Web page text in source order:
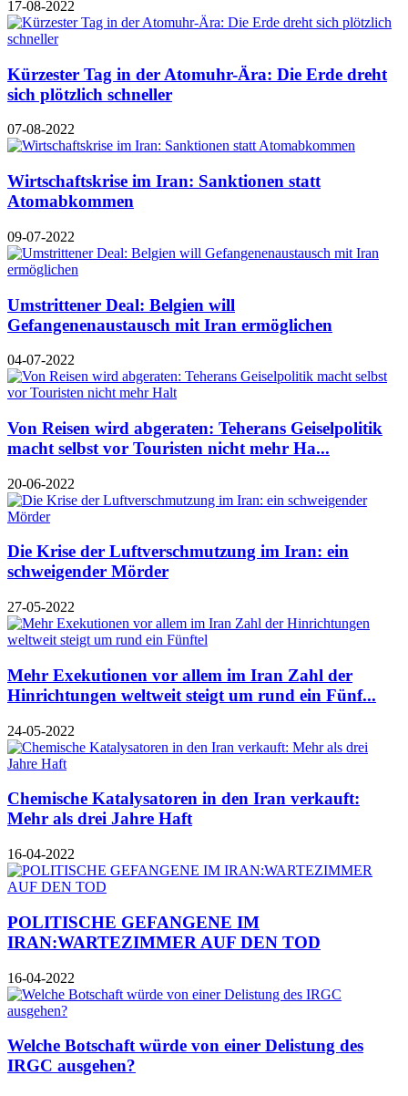
17-08-2022
Kürzester Tag in der Atomuhr-Ära: Die Erde dreht
sich plötzlich schneller
07-08-2022
Wirtschaftskrise im Iran: Sanktionen statt
Atomabkommen
09-07-2022
Umstrittener Deal: Belgien will
Gefangenenaustausch mit Iran ermöglichen
04-07-2022
Von Reisen wird abgeraten: Teherans Geiselpolitik
macht selbst vor Touristen nicht mehr Ha...
20-06-2022
Die Krise der Luftverschmutzung im Iran: ein
schweigender Mörder
27-05-2022
Mehr Exekutionen vor allem im Iran Zahl der
Hinrichtungen weltweit steigt um rund ein Fünf...
24-05-2022
Chemische Katalysatoren in den Iran verkauft:
Mehr als drei Jahre Haft
16-04-2022
POLITISCHE GEFANGENE IM
IRAN:WARTEZIMMER AUF DEN TOD
16-04-2022
Welche Botschaft würde von einer Delistung des
IRGC ausgehen?